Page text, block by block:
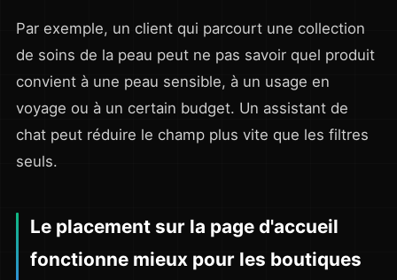
Par exemple, un client qui parcourt une collection
de soins de la peau peut ne pas savoir quel produit
convient à une peau sensible, à un usage en
voyage ou à un certain budget. Un assistant de
chat peut réduire le champ plus vite que les filtres
seuls.
Le placement sur la page d'accueil
fonctionne mieux pour les boutiques